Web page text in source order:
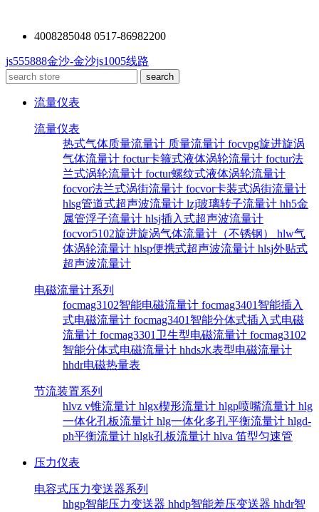
4008285048 0517-86982200
js555888金沙-金沙js1005线路
流量仪表
流量仪表
热式气体质量流量计 质量流量计 focvpg旋进旋涡
气体流量计 foctur卡箍式液体涡轮流量计 foctur法
兰式涡轮流量计 foctur螺纹式液体涡轮流量计
focvor法兰式涡街流量计 focvor卡装式涡街流量计
hlsg管道式超声波流量计 lzj玻璃转子流量计 hh5金
属管浮子流量计 hlsj插入式超声波流量计
focvor5102旋进旋涡气体流量计（不锈钢） hlw气
体涡轮流量计 hlsp便携式超声波流量计 hlsj外贴式
超声波流量计
电磁流量计系列
focmag3102智能电磁流量计 focmag3401智能插入
式电磁流量计 focmag3401智能分体式插入式电磁
流量计 focmag3301卫生型电磁流量计 focmag3102
智能分体式电磁流量计 hhds水表型电磁流量计
hhdr电磁热量表
节流装置系列
hlvz v锥流量计 hlgx楔形流量计 hlgp喷嘴流量计 hlg
一体化孔板流量计 hlg一体化多孔平衡流量计 hlgd-
ph平衡流量计 hlgk孔板流量计 hlva 笛型匀速管
压力仪表
电容式压力变送器系列
hhgp智能压力变送器 hhdp智能差压变送器 hhdr智